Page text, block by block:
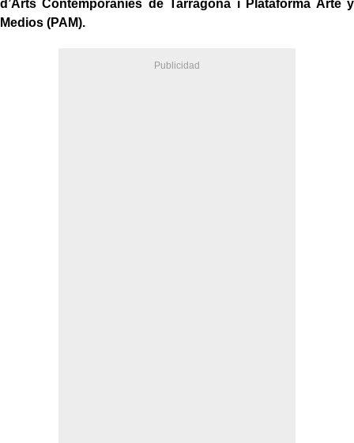
d’Arts Contemporànies de Tarragona i Plataforma Arte y
Medios (PAM).